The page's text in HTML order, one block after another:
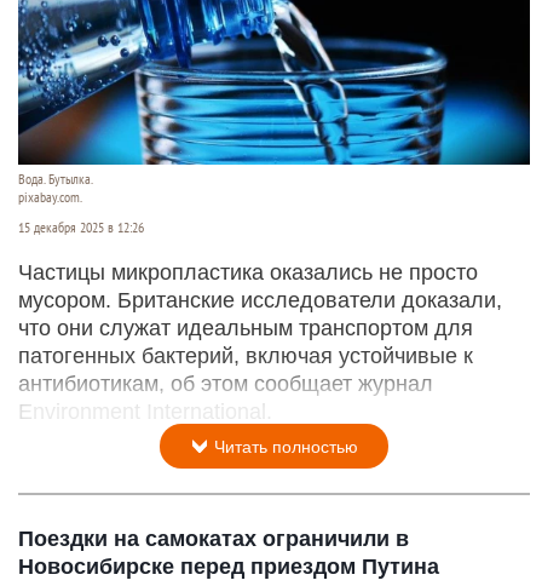
Вода. Бутылка.
pixabay.com.
15 декабря 2025 в 12:26
Частицы микропластика оказались не просто
мусором. Британские исследователи доказали,
что они служат идеальным транспортом для
патогенных бактерий, включая устойчивые к
антибиотикам, об этом сообщает журнал
Environment International.
Читать полностью
Поездки на самокатах ограничили в
Новосибирске перед приездом Путина